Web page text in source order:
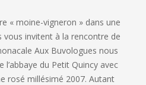
« moine-vigneron » dans une
invitent à la rencontre de
Aux Buvologues nous
l’abbaye du Petit Quincy avec
rosé millésimé 2007. Autant